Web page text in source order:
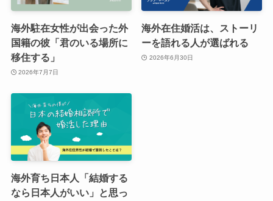
海外駐在女性が出会った外
国籍の彼「君のいる場所に
移住する」
2026年7月7日
海外在住婚活は、ストーリ
ーを語れる人が選ばれる
2026年6月30日
海外育ち日本人「結婚する
なら日本人がいい」と思っ